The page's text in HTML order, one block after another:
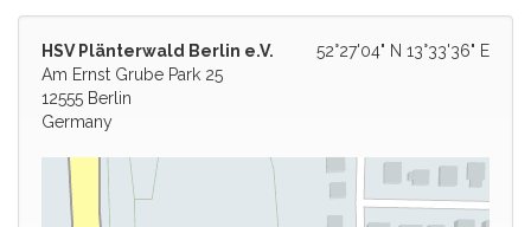
52°27'04" N 13°33'36" E
HSV Plänterwald Berlin e.V.
Am Ernst Grube Park 25
12555 Berlin
Germany